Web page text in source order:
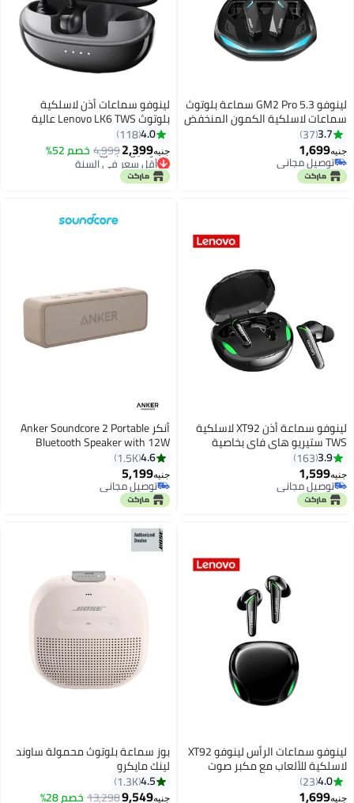
لينوفو GM2 Pro 5.3 سماعة بلوتوث
سماعات لاسلكية الكمون المنخفض
سماعات HD دعوة وضع مزدوج
سماعة الألعاب مع ميكروفون
3.7
37
جنيه1,699
توصيل مجاني
توصيل مجاني
لينوفو سماعات أذن لاسلكية
بلوتوث Lenovo LK6 TWS عالية
الدقة مع ميكروفون للرياضة
4.0
118
جنيه2,399
4,999خصم 52%
أقل سعر في السنة
توصيل مجاني
أقل سعر في السنة
لينوفو سماعة أذن XT92 لاسلكية
TWS ستيريو هاي فاي بخاصية
البلوتوث 5.1 للألعاب بتحكم باللمس
ومزودة بميكروفون
3.9
163
جنيه1,599
توصيل مجاني
توصيل مجاني
أنكر Anker Soundcore 2 Portable
Bluetooth Speaker with 12W
Stereo Sound, BassUp, IPX7
Waterproof, 24-Hour Playtime,
Wireless Stereo Pairing, Speaker
for Home, Outdoors, Travel Pink
pink
4.6
1.5K
جنيه5,199
توصيل مجاني
توصيل مجاني
لينوفو سماعات الرأس لينوفو XT92
لاسلكية للألعاب مع مكبر صوت
4.0
23
جنيه1,699
بوز سماعة بلوتوث محمولة ساوند
لينك مايكرو
4.5
1.3K
جنيه9,549
13,298خصم 28%